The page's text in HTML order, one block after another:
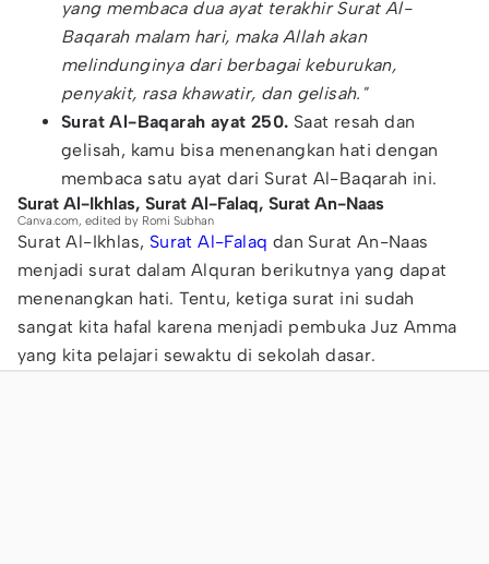
yang membaca dua ayat terakhir Surat Al-
Baqarah malam hari, maka Allah akan
melindunginya dari berbagai keburukan,
penyakit, rasa khawatir, dan gelisah."
Surat Al-Baqarah ayat 250. Saat resah dan
gelisah, kamu bisa menenangkan hati dengan
membaca satu ayat dari Surat Al-Baqarah ini.
Surat Al-Ikhlas, Surat Al-Falaq, Surat An-Naas
Canva.com, edited by Romi Subhan
Surat Al-Ikhlas, Surat Al-Falaq dan Surat An-Naas
menjadi surat dalam Alquran berikutnya yang dapat
menenangkan hati. Tentu, ketiga surat ini sudah
sangat kita hafal karena menjadi pembuka Juz Amma
yang kita pelajari sewaktu di sekolah dasar.